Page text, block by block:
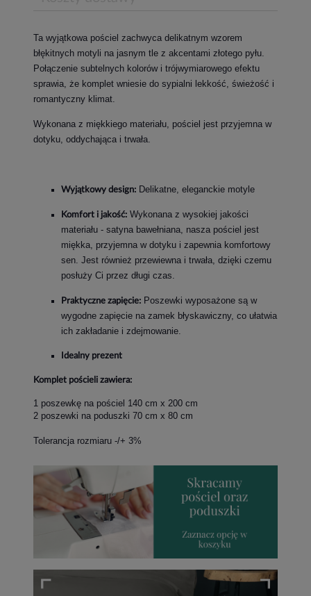
Ta wyjątkowa pościel zachwyca delikatnym wzorem
błękitnych motyli na jasnym tle z akcentami złotego pyłu.
Połączenie subtelnych kolorów i trójwymiarowego efektu
sprawia, że komplet wniesie do sypialni lekkość, świeżość i
romantyczny klimat.
Wykonana z miękkiego materiału, pościel jest przyjemna w
dotyku, oddychająca i trwała.
Wyjątkowy design: Delikatne, eleganckie motyle
Komfort i jakość: Wykonana z wysokiej jakości
materiału - satyna bawełniana, nasza pościel jest
miękka, przyjemna w dotyku i zapewnia komfortowy
sen. Jest również przewiewna i trwała, dzięki czemu
posłuży Ci przez długi czas.
Praktyczne zapięcie: Poszewki wyposażone są w
wygodne zapięcie na zamek błyskawiczny, co ułatwia
ich zakładanie i zdejmowanie.
Idealny prezent
Komplet pościeli zawiera:
1 poszewkę na pościel 140 cm x 200 cm
2 poszewki na poduszki 70 cm x 80 cm
Tolerancja rozmiaru -/+ 3%